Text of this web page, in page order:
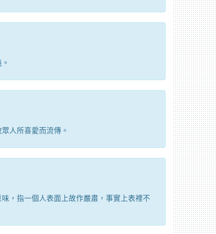
人所喜愛而流傳。
，指一個人表面上故作嚴肅，事實上表裡不